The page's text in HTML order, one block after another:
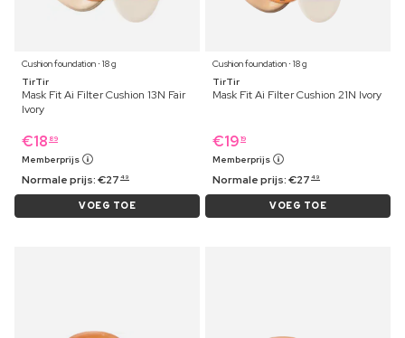
Cushion foundation ⋅ 18 g
TirTir
Mask Fit Ai Filter Cushion 13N Fair
Ivory
€18 89
Memberprijs
Normale prijs:€27 49
VOEG TOE
Cushion foundation ⋅ 18 g
TirTir
Mask Fit Ai Filter Cushion 21N Ivory
€19 19
Memberprijs
Normale prijs:€27 49
VOEG TOE